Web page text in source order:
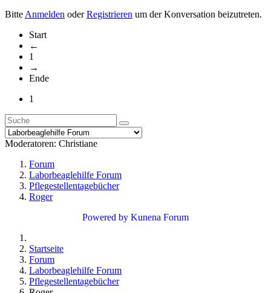
Bitte Anmelden oderRegistrieren um der Konversation beizutreten.
Start
←
1
→
Ende
1
Moderatoren: Christiane
Forum
Laborbeaglehilfe Forum
Pflegestellentagebücher
Roger
Powered by Kunena Forum
Startseite
Forum
Laborbeaglehilfe Forum
Pflegestellentagebücher